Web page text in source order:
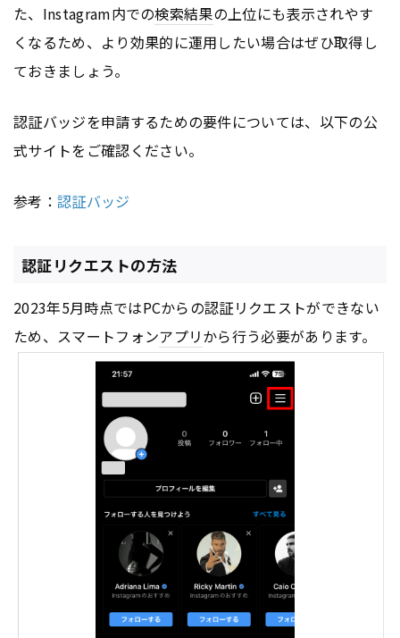
た、Instagram内での検索結果の上位にも表示されやす
くなるため、より効果的に運用したい場合はぜひ取得し
ておきましょう。
認証バッジを申請するための要件については、以下の公
式サイトをご確認ください。
参考： 認証バッジ
認証リクエストの方法
2023年5月時点ではPCからの認証リクエストができない
ため、スマートフォンアプリから行う必要があります。